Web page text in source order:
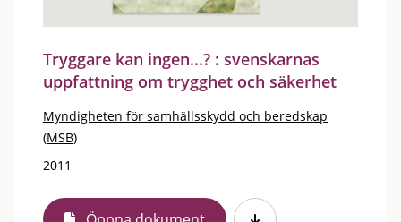
Tryggare kan ingen...? : svenskarnas
uppfattning om trygghet och säkerhet
Myndigheten för samhällsskydd och beredskap
(MSB)
2011